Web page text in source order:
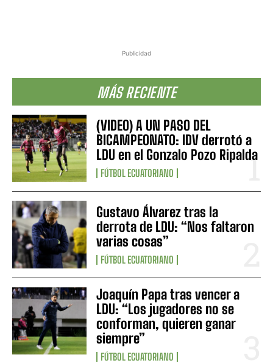
Publicidad
MÁS RECIENTE
(VIDEO) A UN PASO DEL
BICAMPEONATO: IDV derrotó a
LDU en el Gonzalo Pozo Ripalda
FÚTBOL ECUATORIANO
Gustavo Álvarez tras la
derrota de LDU: “Nos faltaron
varias cosas”
FÚTBOL ECUATORIANO
Joaquín Papa tras vencer a
LDU: “Los jugadores no se
conforman, quieren ganar
siempre”
FÚTBOL ECUATORIANO